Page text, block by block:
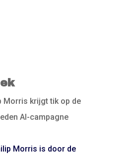
Morris krijgt tik op de
AI-campagne
Morris is door de